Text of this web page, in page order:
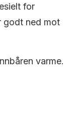
for
godt ned mot
varme.